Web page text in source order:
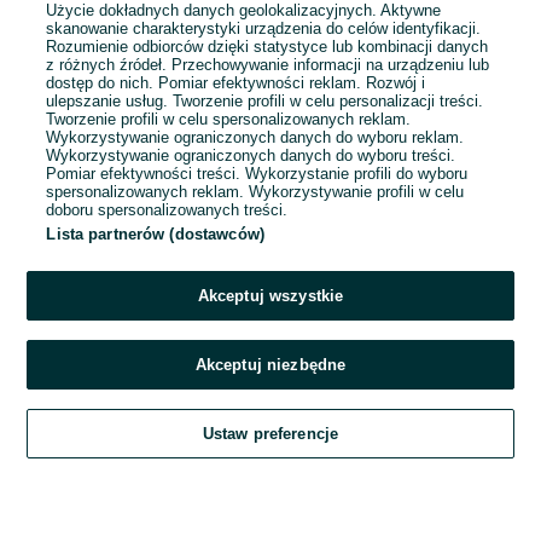
1 2 3 ... 45
Zadzwoń / SMS
Szukaj Obserwujesz Dodaj Czat Konto
Użycie dokładnych danych geolokalizacyjnych. Aktywne
skanowanie charakterystyki urządzenia do celów identyfikacji.
Rozumienie odbiorców dzięki statystyce lub kombinacji danych
z różnych źródeł. Przechowywanie informacji na urządzeniu lub
dostęp do nich. Pomiar efektywności reklam. Rozwój i
ulepszanie usług. Tworzenie profili w celu personalizacji treści.
Tworzenie profili w celu spersonalizowanych reklam.
Wykorzystywanie ograniczonych danych do wyboru reklam.
Wykorzystywanie ograniczonych danych do wyboru treści.
Pomiar efektywności treści. Wykorzystanie profili do wyboru
spersonalizowanych reklam. Wykorzystywanie profili w celu
doboru spersonalizowanych treści.
Lista partnerów (dostawców)
Akceptuj wszystkie
Akceptuj niezbędne
Ustaw preferencje